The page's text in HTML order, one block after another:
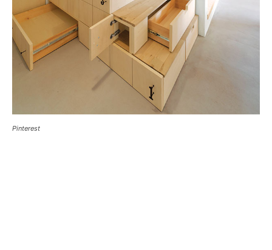
Pinterest